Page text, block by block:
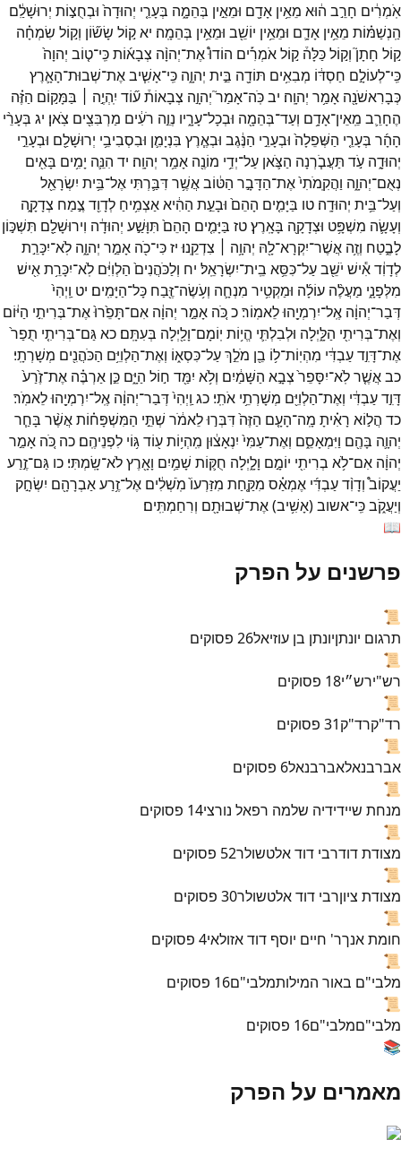
אֹֽמְרִ֔ים חָרֵ֣ב ה֔וּא מֵאֵ֥ין אָדָ֖ם וּמֵאֵ֣ין בְּהֵמָ֑ה בְּעָרֵ֤י יְהוּדָה֙ וּבְחֻצ֣וֹת יְרוּשָׁלִַ֔ם
הַֽנְשַׁמּ֗וֹת מֵאֵ֥ין אָדָ֛ם וּמֵאֵ֥ין יוֹשֵׁ֖ב וּמֵאֵ֥ין בְּהֵמָֽה׃ יאק֣וֹל שָׂשׂ֞וֹן וְק֣וֹל שִׂמְחָ֗ה
ק֣וֹל חָתָן֮ וְק֣וֹלכַּלָּה֒ ק֣וֹלאֹמְרִ֡ים הוֹדוּ֩אֶת־יְהוָ֨ה צְבָא֜וֹתכִּֽי־ט֤וֹב יְהוָה֙
כִּֽי־לְעוֹלָ֣ם חַסְדּ֔וֹ מְבִאִ֥ים תּוֹדָ֖ה בֵּ֣ית יְהוָ֑ה כִּֽי־אָשִׁ֧יבאֶת־שְׁבוּת־הָאָ֛רֶץ
כְּבָרִאשֹׁנָ֖ה אָמַ֥ר יְהוָֽה׃ יבכֹּֽה־אָמַר֮ יְהוָ֣ה צְבָאוֹת֒ע֞וֹד יִֽהְיֶ֣ה ׀ בַּמָּק֣וֹם הַזֶּ֗ה
הֶחָרֵ֛ב מֵֽאֵין־אָדָ֥ם וְעַד־בְּהֵמָ֖ה וּבְכָל־עָרָ֑יו נְוֵ֣ה רֹעִ֔ים מַרְבִּצִ֖ים צֹֽאן׃ יג בְּעָרֵ֨י
הָהָ֜ר בְּעָרֵ֤י הַשְּׁפֵלָה֙ וּבְעָרֵ֣י הַנֶּ֔גֶב וּבְאֶ֧רֶץ בִּנְיָמִ֛ן וּבִסְבִיבֵ֥י יְרוּשָׁלִַ֖ם וּבְעָרֵ֣י
יְהוּדָ֑ה עֹ֣ד תַּעֲבֹ֧רְנָה הַצֹּ֛אן עַל־יְדֵ֥י מוֹנֶ֖ה אָמַ֥ר יְהוָֽה׃ יד הִנֵּ֛ה יָמִ֥ים בָּאִ֖ים
נְאֻם־יְהוָ֑ה וַהֲקִֽמֹתִי֙אֶת־הַדָּבָ֣ר הַטּ֔וֹבאֲשֶׁ֥רדִּבַּ֛רְתִּי אֶל־בֵּ֥ית יִשְׂרָאֵ֖ל
וְעַל־בֵּ֥ית יְהוּדָֽה׃ טו בַּיָּמִ֤ים הָהֵם֙ וּבָעֵ֣ת הַהִ֔יאאַצְמִ֥יחַ לְדָוִ֖ד צֶ֣מַח צְדָקָ֑ה
וְעָשָׂ֛ה מִשְׁפָּ֥ט וּצְדָקָ֖ה בָּאָֽרֶץ׃טז בַּיָּמִ֤ים הָהֵם֙ תִּוָּשַׁ֣ע יְהוּדָ֔ה וִירוּשָׁלִַ֖ם תִּשְׁכּ֣וֹן
לָבֶ֑טַח וְזֶ֥ה אֲשֶׁר־יִקְרָא־לָ֖הּ יְהוָ֥ה ׀ צִדְקֵֽנוּ׃ יזכִּי־כֹ֖ה אָמַ֣ר יְהוָ֑ה לֹֽא־יִכָּרֵ֣ת
לְדָוִ֔דאִ֕ישׁ יֹשֵׁ֖בעַל־כִּסֵּ֥א בֵֽית־יִשְׂרָאֵֽל׃ יח וְלַכֹּהֲנִים֙ הַלְוִיִּ֔ם לֹֽא־יִכָּרֵ֥תאִ֖ישׁ
מִלְּפָנָ֑י מַעֲלֶ֨ה עוֹלָ֜ה וּמַקְטִ֥יר מִנְחָ֛ה וְעֹ֥שֶׂה־זֶּ֖בַח כָּל־הַיָּמִֽים׃ יט וַֽיְהִי֙
דְּבַר־יְהוָ֔ה אֶֽל־יִרְמְיָ֖הוּלֵאמֽוֹר׃ככֹּ֚ה אָמַ֣ר יְהוָ֔ה אִם־תָּפֵ֙רוּ֙אֶת־בְּרִיתִ֣י הַיּ֔וֹם
וְאֶת־בְּרִיתִ֖י הַלָּ֑יְלָה וּלְבִלְתִּ֛י הֱי֥וֹת יֽוֹמָם־וָלַ֖יְלָה בְּעִתָּֽם׃ כאגַּם־בְּרִיתִ֤י תֻפַר֙
אֶת־דָּוִ֣דעַבְדִּ֔י מִהְיֽוֹת־ל֥וֹ בֵ֖ן מֹלֵ֣ךְעַל־כִּסְא֑וֹ וְאֶת־הַלְוִיִּ֥ם הַכֹּהֲנִ֖ים מְשָׁרְתָֽי׃
כבאֲשֶׁ֤רלֹֽא־יִסָּפֵר֙ צְבָ֣א הַשָּׁמַ֔יִם וְלֹ֥א יִמַּ֖ד ח֣וֹל הַיָּ֑ם כֵּ֣ן אַרְבֶּ֗ה אֶת־זֶ֙רַע֙
דָּוִ֣דעַבְדִּ֔י וְאֶת־הַלְוִיִּ֖ם מְשָׁרְתֵ֥י אֹתִֽי׃ כג וַֽיְהִי֙דְּבַר־יְהוָ֔ה אֶֽל־יִרְמְיָ֖הוּלֵאמֹֽר׃
כד הֲל֣וֹא רָאִ֗יתָ מָֽה־הָעָ֤ם הַזֶּה֙דִּבְּר֣וּלֵאמֹ֔ר שְׁתֵּ֣י הַמִּשְׁפָּח֗וֹתאֲשֶׁ֨ר בָּחַ֧ר
יְהוָ֛ה בָּהֶ֖ם וַיִּמְאָסֵ֑ם וְאֶת־עַמִּי֙ יִנְאָצ֔וּן מִֽהְי֥וֹתע֖וֹדגּ֥וֹי לִפְנֵיהֶֽם׃ כה כֹּ֚ה אָמַ֣ר
יְהוָ֔ה אִם־לֹ֥א בְרִיתִ֖י יוֹמָ֣ם וָלָ֑יְלָה חֻקּ֛וֹת שָׁמַ֥יִם וָאָ֖רֶץלֹא־שָֽׂמְתִּי׃ כו גַּם־זֶ֣רַע
יַעֲקוֹב֩ וְדָוִ֨דעַבְדִּ֜י אֶמְאַ֗ס מִקַּ֤חַת מִזַּרְעוֹ֙ מֹֽשְׁלִ֔ים אֶל־זֶ֥רַעאַבְרָהָ֖ם יִשְׂחָ֣ק
וְיַעֲקֹ֑בכִּֽי־אשוב(אָשִׁ֥יב)אֶת־שְׁבוּתָ֖ם וְרִחַמְתִּֽים׃
📖
פרשנים על הפרק
📜
תרגום יונתןיונתן בן עוזיאל26 פסוקים
📜
רש"ירש״י18 פסוקים
📜
רד"קרד"ק31 פסוקים
📜
אברבנאלאברבנאל6 פסוקים
📜
מנחת שיידידיה שלמה רפאל נורצי14 פסוקים
📜
מצודת דודרבי דוד אלטשולר52 פסוקים
📜
מצודת ציוןרבי דוד אלטשולר30 פסוקים
📜
חומת אנךר' חיים יוסף דוד אזולאי4 פסוקים
📜
מלבי"ם באור המילותמלבי"ם16 פסוקים
📜
מלבי"םמלבי"ם16 פסוקים
📚
מאמרים על הפרק